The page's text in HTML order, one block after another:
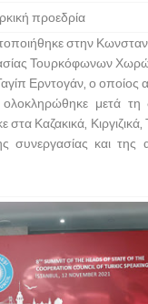
προεδρία
στην
Τουρκόφωνων
Ερντογάν, ο οποίος
μετά τη
Καζακικά, Κιργιζικά,
συνεργασίας και της